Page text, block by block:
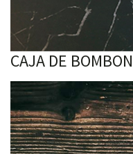
CAJA DE